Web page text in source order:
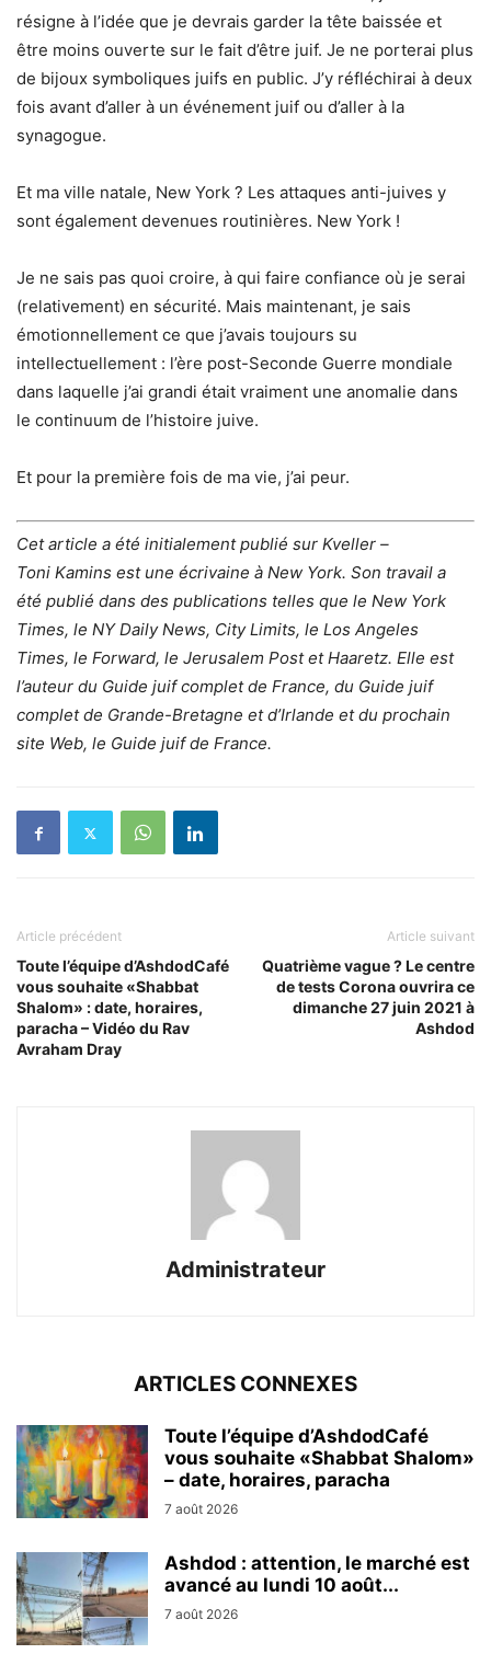
résigne à l’idée que je devrais garder la tête baissée et
être moins ouverte sur le fait d’être juif. Je ne porterai plus
de bijoux symboliques juifs en public. J’y réfléchirai à deux
fois avant d’aller à un événement juif ou d’aller à la
synagogue.
Et ma ville natale, New York ? Les attaques anti-juives y
sont également devenues routinières. New York !
Je ne sais pas quoi croire, à qui faire confiance où je serai
(relativement) en sécurité. Mais maintenant, je sais
émotionnellement ce que j’avais toujours su
intellectuellement : l’ère post-Seconde Guerre mondiale
dans laquelle j’ai grandi était vraiment une anomalie dans
le continuum de l’histoire juive.
Et pour la première fois de ma vie, j’ai peur.
Cet article a été initialement publié sur Kveller –
Toni Kamins est une écrivaine à New York. Son travail a
été publié dans des publications telles que le New York
Times, le NY Daily News, City Limits, le Los Angeles
Times, le Forward, le Jerusalem Post et Haaretz. Elle est
l’auteur du Guide juif complet de France, du Guide juif
complet de Grande-Bretagne et d’Irlande et du prochain
site Web, le Guide juif de France.
Article précédent
Toute l’équipe d’AshdodCafé
vous souhaite «Shabbat
Shalom» : date, horaires,
paracha – Vidéo du Rav
Avraham Dray
Article suivant
Quatrième vague ? Le centre
de tests Corona ouvrira ce
dimanche 27 juin 2021 à
Ashdod
Administrateur
ARTICLES CONNEXES
Toute l’équipe d’AshdodCafé
vous souhaite «Shabbat Shalom»
– date, horaires, paracha
7 août 2026
Ashdod : attention, le marché est
avancé au lundi 10 août...
7 août 2026